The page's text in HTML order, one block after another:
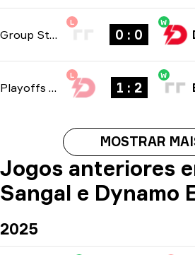
Group Stage
L
0 : 0
W
Playoffs bo3
L
1 : 2
W
MOSTRAR
Jogos anteriores
Sangal e Dynamo
2025